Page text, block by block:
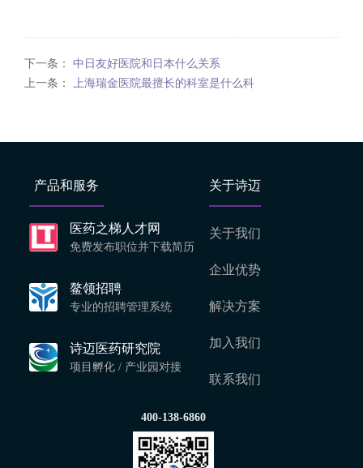
下一条： 中日友好医院和日本什么关系
上一条：
上海瑞金医院最擅长的科室是什么科
产品和服务
医药之梯人才网
免费发布职位并下载简历
鳌领招聘
专业的招聘管理系统
诗迈医药研究院
项目孵化 / 产业园对接
关于诗迈
关于我们
企业优势
解决方案
加入我们
联系我们
400-138-6860